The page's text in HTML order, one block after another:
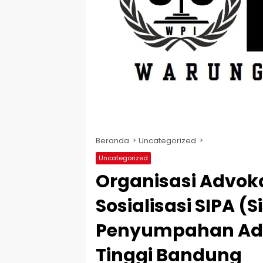
Beranda Uncategorized
Uncategorized
Organisasi
Sosialisasi SIPA
Penyumpahan
Tinggi Bandung